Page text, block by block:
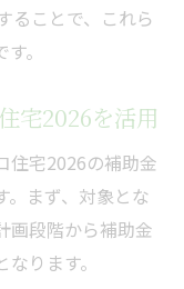
ることで、これら
。
宅2026を活用
住宅2026の補助金
。まず、対象とな
画段階から補助金
ります。